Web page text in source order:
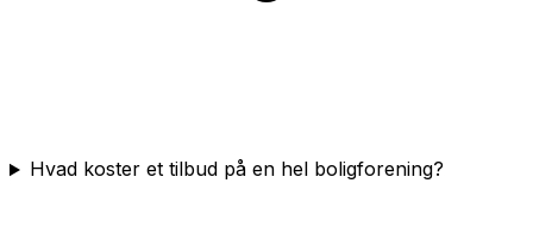
Hvad koster et tilbud på en hel boligforening?